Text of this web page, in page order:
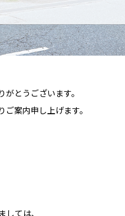
とうございます。
案内申し上げます。
ては、